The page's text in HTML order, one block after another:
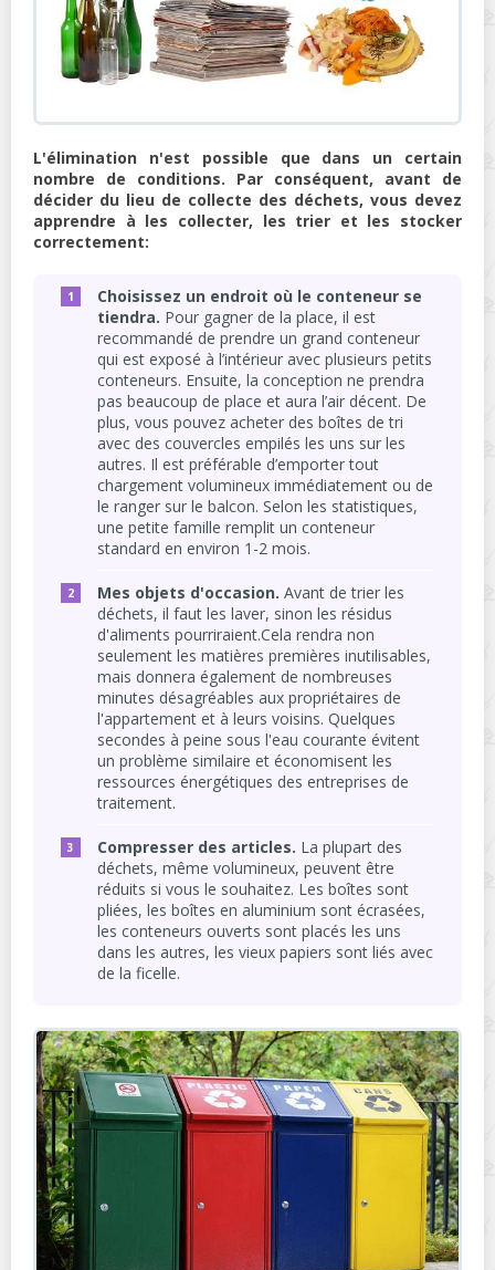
L'élimination n'est possible que dans un certain
nombre de conditions. Par conséquent, avant de
décider du lieu de collecte des déchets, vous devez
apprendre à les collecter, les trier et les stocker
correctement:
Choisissez un endroit où le conteneur se
tiendra. Pour gagner de la place, il est
recommandé de prendre un grand conteneur
qui est exposé à l’intérieur avec plusieurs petits
conteneurs. Ensuite, la conception ne prendra
pas beaucoup de place et aura l’air décent. De
plus, vous pouvez acheter des boîtes de tri
avec des couvercles empilés les uns sur les
autres. Il est préférable d’emporter tout
chargement volumineux immédiatement ou de
le ranger sur le balcon. Selon les statistiques,
une petite famille remplit un conteneur
standard en environ 1-2 mois.
Mes objets d'occasion. Avant de trier les
déchets, il faut les laver, sinon les résidus
d'aliments pourriraient.Cela rendra non
seulement les matières premières inutilisables,
mais donnera également de nombreuses
minutes désagréables aux propriétaires de
l'appartement et à leurs voisins. Quelques
secondes à peine sous l'eau courante évitent
un problème similaire et économisent les
ressources énergétiques des entreprises de
traitement.
Compresser des articles. La plupart des
déchets, même volumineux, peuvent être
réduits si vous le souhaitez. Les boîtes sont
pliées, les boîtes en aluminium sont écrasées,
les conteneurs ouverts sont placés les uns
dans les autres, les vieux papiers sont liés avec
de la ficelle.